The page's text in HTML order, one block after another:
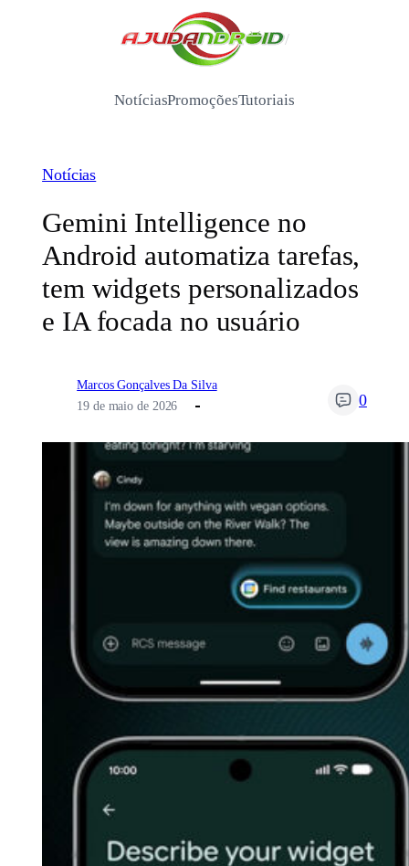
/
NotíciasPromoçõesTutoriais
Notícias
Gemini Intelligence no
Android automatiza tarefas,
tem widgets personalizados
e IA focada no usuário
Marcos Gonçalves Da Silva
19 de maio de 2026
0